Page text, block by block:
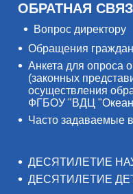
ОБРАТНАЯ
Вопрос директору
Обращения граждан
Анкета для опроса
(законных
осуществления
ФГБОУ "ВДЦ
Часто задаваемые
ДЕСЯТИЛЕТИЕ
ДЕСЯТИЛЕТИЕ